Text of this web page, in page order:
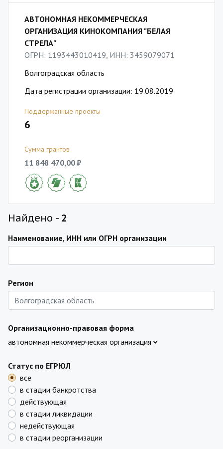
АВТОНОМНАЯ НЕКОММЕРЧЕСКАЯ
ОРГАНИЗАЦИЯ КИНОКОМПАНИЯ "БЕЛАЯ
СТРЕЛА"
ОГРН: 1193443010419, ИНН: 3459079071
Волгоградская область
Дата регистрации организации: 19.08.2019
Поддержанные проекты
6
Сумма грантов
11 848 470,00 ₽
Найдено - 2
Наименование, ИНН или ОГРН организации
Регион
Организационно-правовая форма
автономная некоммерческая организация
Статус по ЕГРЮЛ
все
в стадии банкротства
действующая
в стадии ликвидации
недействующая
в стадии реорганизации